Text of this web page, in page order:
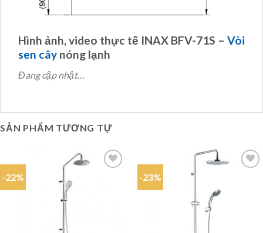
Hình ảnh, video thực tế INAX BFV-71S – Vòi
sen cây nóng lạnh
Đang cập nhật…
SẢN PHẨM TƯƠNG TỰ
-22% -23%